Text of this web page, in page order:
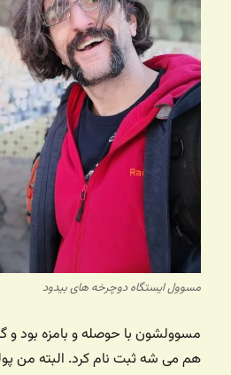
مسوول ایستگاه دوچرخه های بیدود
مسوولشون با حوصله و بامزه بود
هم می شه ثبت نام کرد. البته من